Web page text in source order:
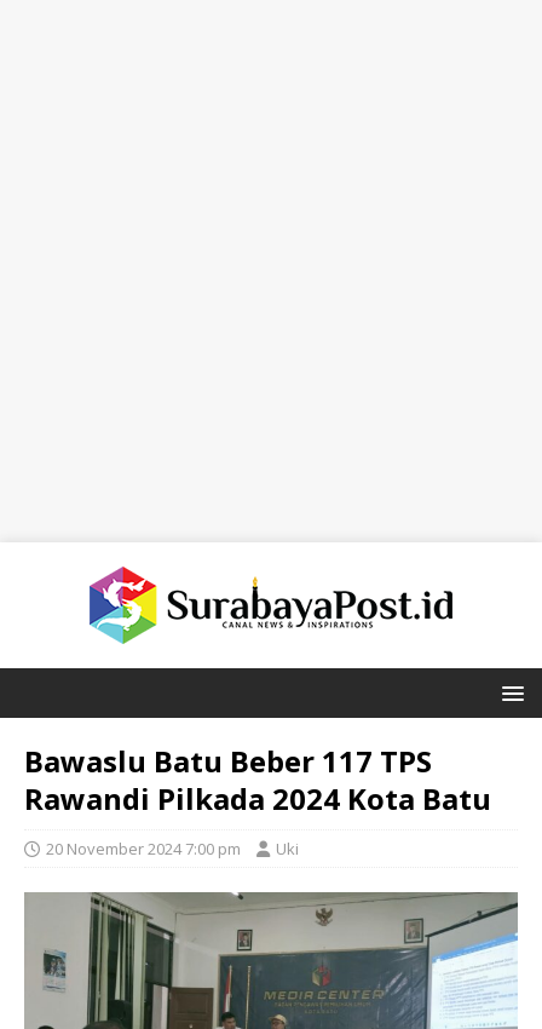
Bawaslu Batu Beber 117 TPS
Rawandi Pilkada 2024 Kota Batu
20 November 2024 7:00 pm Uki